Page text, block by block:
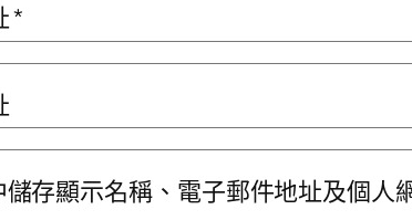
*
儲存顯示名稱、電子郵件地址及個人